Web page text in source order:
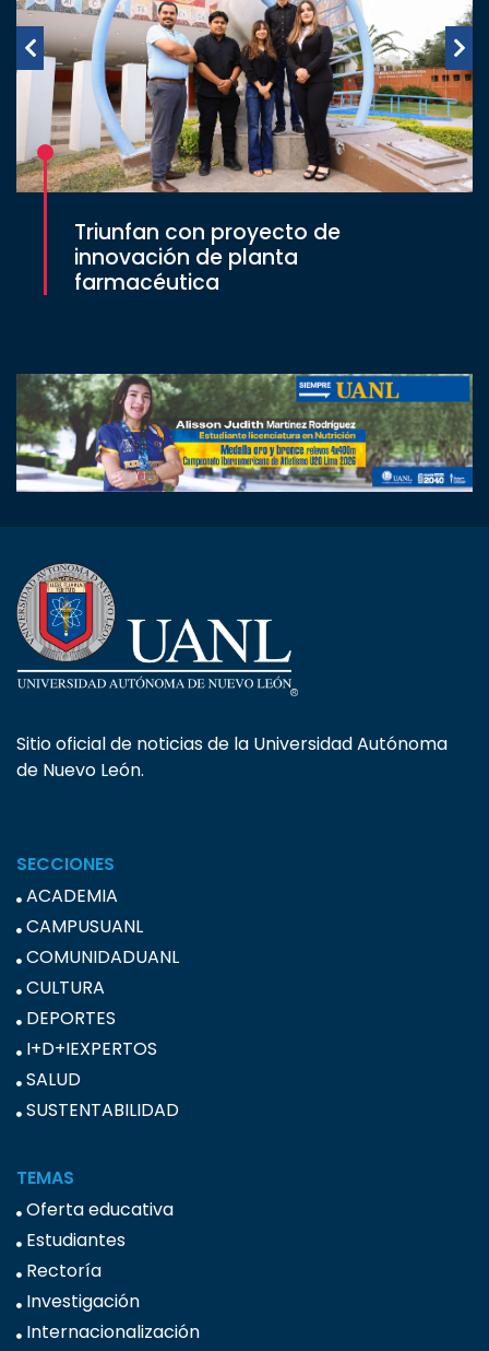
Triunfan con proyecto de
innovación de planta
farmacéutica
Sitio oficial de noticias de la Universidad Autónoma
de Nuevo León.
SECCIONES
ACADEMIA
CAMPUSUANL
COMUNIDADUANL
CULTURA
DEPORTES
I+D+IEXPERTOS
SALUD
SUSTENTABILIDAD
TEMAS
Oferta educativa
Estudiantes
Rectoría
Investigación
Internacionalización